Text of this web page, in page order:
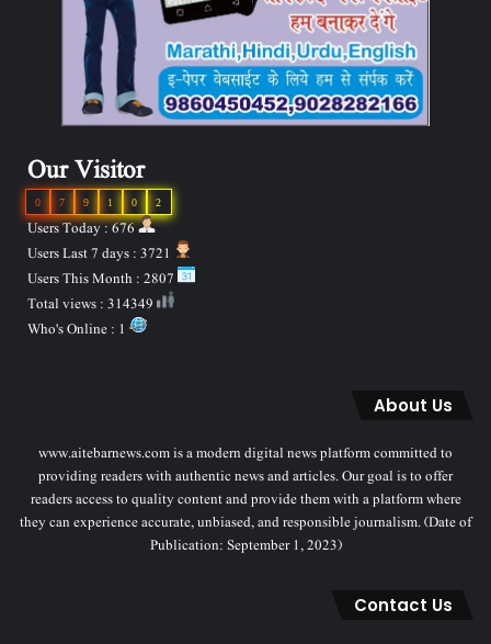
Our Visitor
2
0
1
9
7
0
Users Today : 676
About Us
www.aitebarnews.com is a modern digital news platform committed to
providing readers with authentic news and articles. Our goal is to offer
readers access to quality content and provide them with a platform where
they can experience accurate, unbiased, and responsible journalism. (Date of
Publication: September 1, 2023)
Contact Us